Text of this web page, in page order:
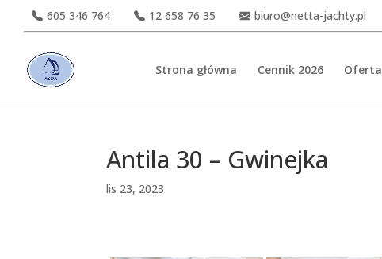
605 346 764 12 658 76 35 biuro@netta-jachty.pl
Strona główna Cennik 2026 Oferta
Antila 30 – Gwinejka
lis 23, 2023